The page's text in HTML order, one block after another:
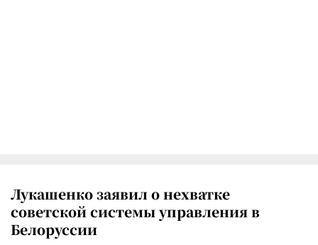
Лукашенко заявил о нехватке
советской системы управления в
Белоруссии